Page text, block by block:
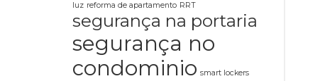
luz reforma de apartamento RRT
segurança na portaria
segurança no
condominio smart lockers